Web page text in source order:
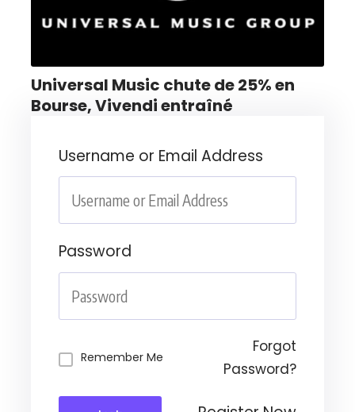
Universal Music chute de 25% en
Bourse, Vivendi entraîné
Username or Email Address
Password
Remember Me
Forgot
Password?